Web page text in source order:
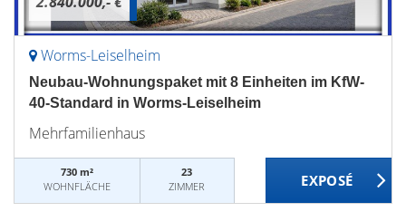
Worms-Leiselheim
Neubau-Wohnungspaket mit 8 Einheiten im KfW-
40-Standard in Worms-Leiselheim
Mehrfamilienhaus
730 m²
WOHNFLÄCHE
23
ZIMMER